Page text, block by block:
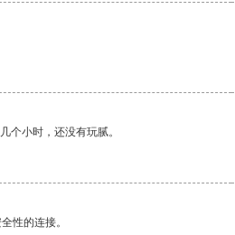
个小时，还没有玩腻。
性的连接。